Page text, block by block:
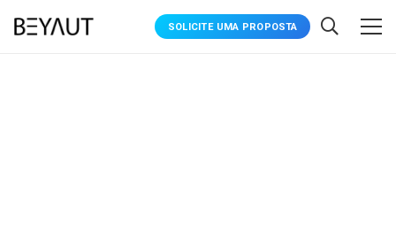
SOLICITE UMA PROPOSTA